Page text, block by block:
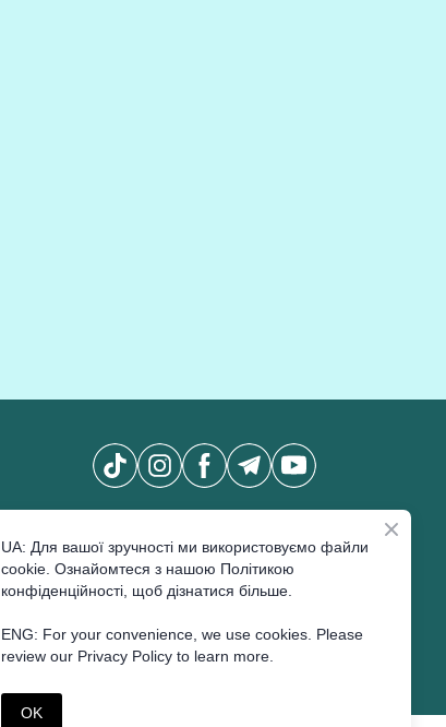
ПІДПИСАТИСЬ
UA: Для вашої зручності ми використовуємо файли
cookie. Ознайомтеся з нашою Політикою
конфіденційності, щоб дізнатися більше.
ENG: For your convenience, we use cookies. Please
review our Privacy Policy to learn more.
OK